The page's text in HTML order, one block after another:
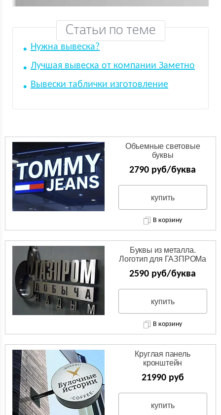
Статьи по теме
Нужна вывеска?
Лучшая вывеска от компании Заметно
Вывески таблички изготовление
Объемные световые
буквы
2790 руб/буква
купить
В корзину
Буквы из металла.
Логотип для ГАЗПРОМа
из нержавейки.
2590 руб/буква
купить
В корзину
Круглая панель
кронштейн
(Двухсторонняя вывеска)
21990 руб
купить